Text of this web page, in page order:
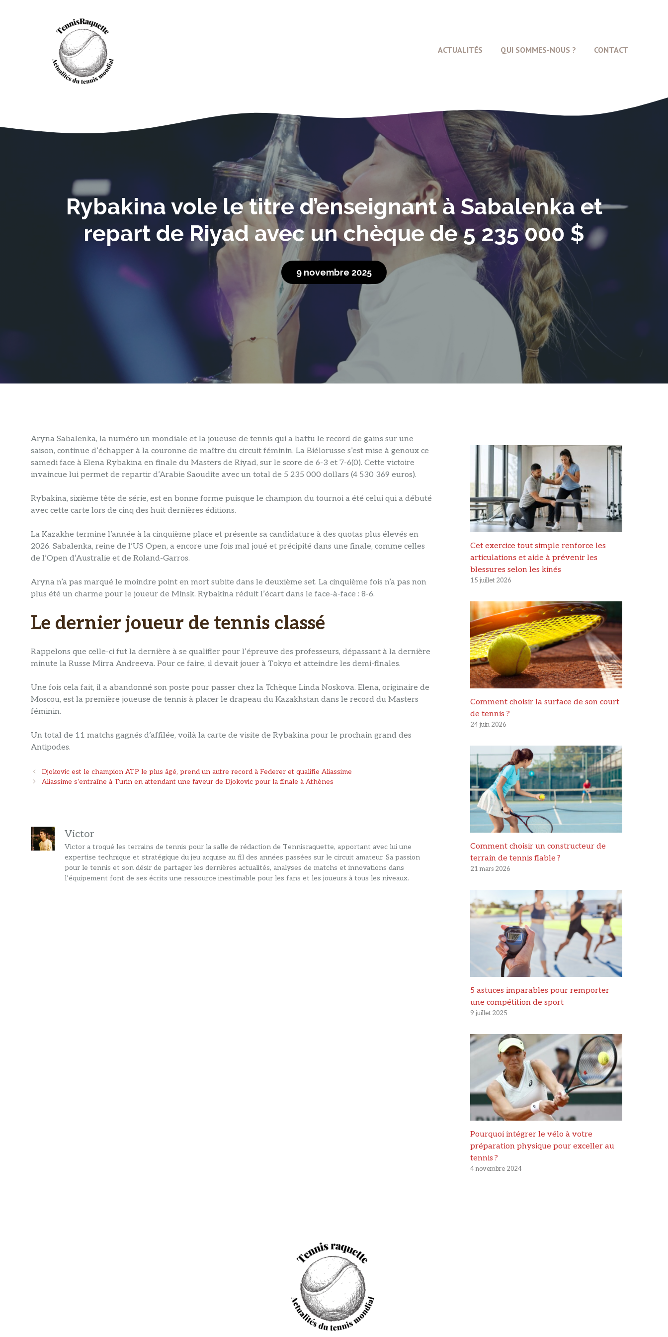
ACTUALITÉS QUI SOMMES-NOUS ? CONTACT
Rybakina vole le titre d’enseignant à Sabalenka et
repart de Riyad avec un chèque de 5 235 000 $
9 novembre 2025
Aryna Sabalenka, la numéro un mondiale et la joueuse de tennis qui a battu le record de gains sur une
saison, continue d’échapper à la couronne de maître du circuit féminin. La Biélorusse s’est mise à genoux ce
samedi face à Elena Rybakina en finale du Masters de Riyad, sur le score de 6-3 et 7-6(0). Cette victoire
invaincue lui permet de repartir d’Arabie Saoudite avec un total de 5 235 000 dollars (4 530 369 euros).
Rybakina, sixième tête de série, est en bonne forme puisque le champion du tournoi a été celui qui a débuté
avec cette carte lors de cinq des huit dernières éditions.
La Kazakhe termine l’année à la cinquième place et présente sa candidature à des quotas plus élevés en
2026. Sabalenka, reine de l’US Open, a encore une fois mal joué et précipité dans une finale, comme celles
de l’Open d’Australie et de Roland-Garros.
Aryna n’a pas marqué le moindre point en mort subite dans le deuxième set. La cinquième fois n’a pas non
plus été un charme pour le joueur de Minsk. Rybakina réduit l’écart dans le face-à-face : 8-6.
Le dernier joueur de tennis classé
Rappelons que celle-ci fut la dernière à se qualifier pour l’épreuve des professeurs, dépassant à la dernière
minute la Russe Mirra Andreeva. Pour ce faire, il devait jouer à Tokyo et atteindre les demi-finales.
Une fois cela fait, il a abandonné son poste pour passer chez la Tchèque Linda Noskova. Elena, originaire de
Moscou, est la première joueuse de tennis à placer le drapeau du Kazakhstan dans le record du Masters
féminin.
Un total de 11 matchs gagnés d’affilée, voilà la carte de visite de Rybakina pour le prochain grand des
Antipodes.
Navigation
des
Djokovic est le champion ATP le plus âgé, prend un autre record à Federer et qualifie Aliassime
Aliassime s’entraîne à Turin en attendant une faveur de Djokovic pour la finale à Athènes
Victor
Victor a troqué les terrains de tennis pour la salle de rédaction de Tennisraquette, apportant avec lui une
expertise technique et stratégique du jeu acquise au fil des années passées sur le circuit amateur. Sa passion
pour le tennis et son désir de partager les dernières actualités, analyses de matchs et innovations dans
l’équipement font de ses écrits une ressource inestimable pour les fans et les joueurs à tous les niveaux.
Cet exercice tout simple renforce les
articulations et aide à prévenir les
blessures selon les kinés
15 juillet 2026
Comment choisir la surface de son court
de tennis ?
24 juin 2026
Comment choisir un constructeur de
terrain de tennis fiable ?
21 mars 2026
5 astuces imparables pour remporter
une compétition de sport
9 juillet 2025
Pourquoi intégrer le vélo à votre
préparation physique pour exceller au
tennis ?
4 novembre 2024